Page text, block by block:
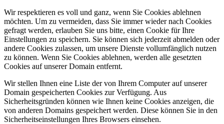
Wir respektieren es voll und ganz, wenn Sie Cookies ablehnen
möchten. Um zu vermeiden, dass Sie immer wieder nach Cookies
gefragt werden, erlauben Sie uns bitte, einen Cookie für Ihre
Einstellungen zu speichern. Sie können sich jederzeit abmelden oder
andere Cookies zulassen, um unsere Dienste vollumfänglich nutzen
zu können. Wenn Sie Cookies ablehnen, werden alle gesetzten
Cookies auf unserer Domain entfernt.
Wir stellen Ihnen eine Liste der von Ihrem Computer auf unserer
Domain gespeicherten Cookies zur Verfügung. Aus
Sicherheitsgründen können wie Ihnen keine Cookies anzeigen, die
von anderen Domains gespeichert werden. Diese können Sie in den
Sicherheitseinstellungen Ihres Browsers einsehen.